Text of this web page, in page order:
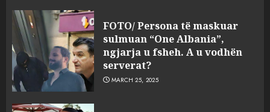
FOTO/ Persona të maskuar
sulmuan “One Albania”,
ngjarja u fsheh. A u vodhën
serverat?
MARCH 25, 2025